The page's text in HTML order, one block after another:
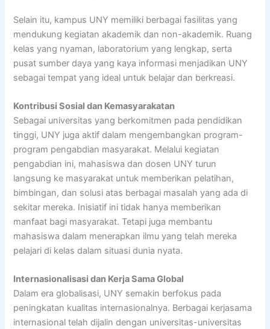
Selain itu, kampus UNY memiliki berbagai fasilitas yang
mendukung kegiatan akademik dan non-akademik. Ruang
kelas yang nyaman, laboratorium yang lengkap, serta
pusat sumber daya yang kaya informasi menjadikan UNY
sebagai tempat yang ideal untuk belajar dan berkreasi.
Kontribusi Sosial dan Kemasyarakatan
Sebagai universitas yang berkomitmen pada pendidikan
tinggi, UNY juga aktif dalam mengembangkan program-
program pengabdian masyarakat. Melalui kegiatan
pengabdian ini, mahasiswa dan dosen UNY turun
langsung ke masyarakat untuk memberikan pelatihan,
bimbingan, dan solusi atas berbagai masalah yang ada di
sekitar mereka. Inisiatif ini tidak hanya memberikan
manfaat bagi masyarakat. Tetapi juga membantu
mahasiswa dalam menerapkan ilmu yang telah mereka
pelajari di kelas dalam situasi dunia nyata.
Internasionalisasi dan Kerja Sama Global
Dalam era globalisasi, UNY semakin berfokus pada
peningkatan kualitas internasionalnya. Berbagai kerjasama
internasional telah dijalin dengan universitas-universitas